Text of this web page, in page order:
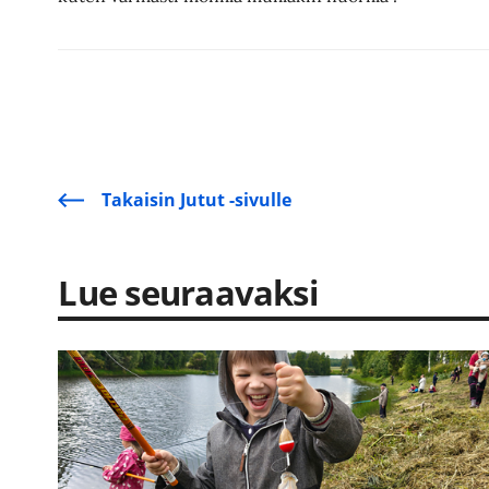
Takaisin Jutut -sivulle
Lue seuraavaksi